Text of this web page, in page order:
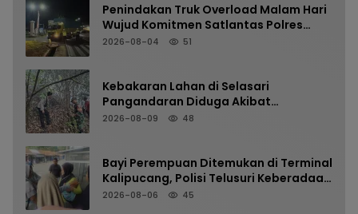
Penindakan Truk Overload Malam Hari
Wujud Komitmen Satlantas Polres
Pangandaran Menjaga Keselamatan
2026-08-04 51
Kebakaran Lahan di Selasari
Pangandaran Diduga Akibat
Pembakaran Sampah
2026-08-09 48
Bayi Perempuan Ditemukan di Terminal
Kalipucang, Polisi Telusuri Keberadaan
Orang Tua
2026-08-06 45